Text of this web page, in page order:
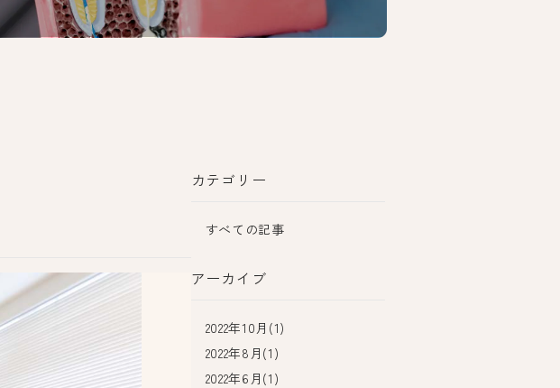
カテゴリー
すべての記事
アーカイブ
2022年10月(1)
2022年8月(1)
2022年6月(1)